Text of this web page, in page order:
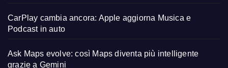
CarPlay cambia ancora: Apple aggiorna Musica e
Podcast in auto
Ask Maps evolve: così Maps diventa più intelligente
grazie a Gemini